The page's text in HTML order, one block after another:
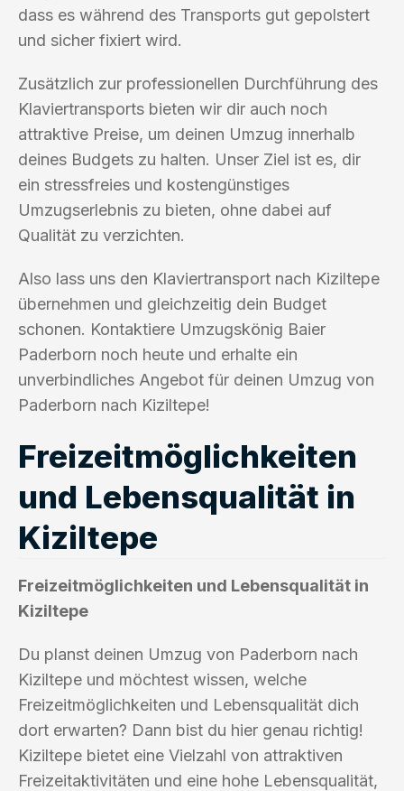
dass es während des Transports gut gepolstert
und sicher fixiert wird.
Zusätzlich zur professionellen Durchführung des
Klaviertransports bieten wir dir auch noch
attraktive Preise, um deinen Umzug innerhalb
deines Budgets zu halten. Unser Ziel ist es, dir
ein stressfreies und kostengünstiges
Umzugserlebnis zu bieten, ohne dabei auf
Qualität zu verzichten.
Also lass uns den Klaviertransport nach Kiziltepe
übernehmen und gleichzeitig dein Budget
schonen. Kontaktiere Umzugskönig Baier
Paderborn noch heute und erhalte ein
unverbindliches Angebot für deinen Umzug von
Paderborn nach Kiziltepe!
Freizeitmöglichkeiten
und Lebensqualität in
Kiziltepe
Freizeitmöglichkeiten und Lebensqualität in
Kiziltepe
Du planst deinen Umzug von Paderborn nach
Kiziltepe und möchtest wissen, welche
Freizeitmöglichkeiten und Lebensqualität dich
dort erwarten? Dann bist du hier genau richtig!
Kiziltepe bietet eine Vielzahl von attraktiven
Freizeitaktivitäten und eine hohe Lebensqualität,